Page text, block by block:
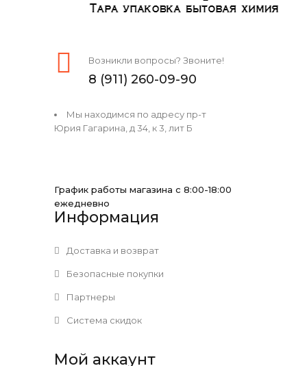
Возникли вопросы? Звоните!
8 (911) 260-09-90
Мы находимся по адресу пр-т
Юрия Гагарина, д 34, к 3, лит Б
График работы магазина с 8:00-18:00
ежедневно
Информация
Доставка и возврат
Безопасные покупки
Партнеры
Система скидок
Мой аккаунт